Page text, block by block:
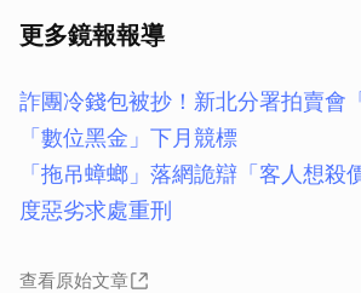
更多鏡報報導
詐團冷錢包被抄！新北分署拍賣會
「數位黑金」下月競標
「拖吊蟑螂」落網詭辯「客人想
度惡劣求處重刑
查看原始文章